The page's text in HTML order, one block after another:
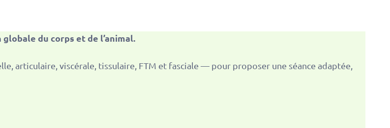
du corps et de l’animal.
articulaire, viscérale, tissulaire, FTM et fasciale — pour proposer une séance adaptée,